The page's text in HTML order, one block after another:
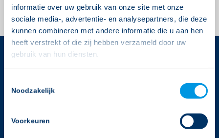
informatie over uw gebruik van onze site met onze
sociale media-, advertentie- en analysepartners, die deze
kunnen combineren met andere informatie die u aan hen
heeft verstrekt of die zij hebben verzameld door uw
gebruik van hun diensten.
Selection
Noodzakelijk
Voorkeuren
Gerimedica
1062 MX Amsterdam